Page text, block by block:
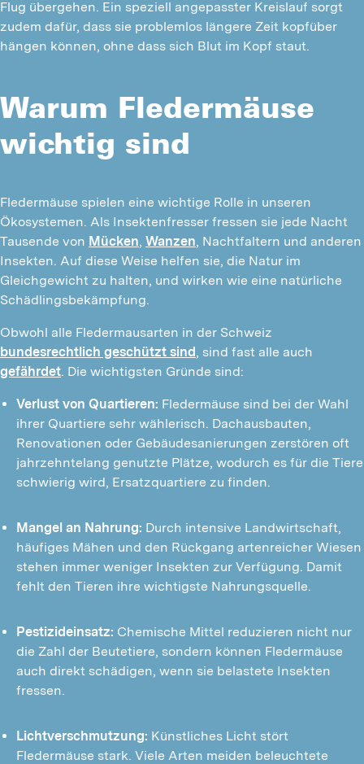
Flug übergehen. Ein speziell angepasster Kreislauf sorgt
zudem dafür, dass sie problemlos längere Zeit kopfüber
hängen können, ohne dass sich Blut im Kopf staut.
Warum Fledermäuse
wichtig sind
Fledermäuse spielen eine wichtige Rolle in unseren
Ökosystemen. Als Insektenfresser fressen sie jede Nacht
Tausende von Mücken, Wanzen, Nachtfaltern und anderen
Insekten. Auf diese Weise helfen sie, die Natur im
Gleichgewicht zu halten, und wirken wie eine natürliche
Schädlingsbekämpfung.
bundesrechtlich geschützt sind
gefährdet. Die wichtigsten Gründe sind:
Verlust von Quartieren: Fledermäuse sind bei der Wahl
ihrer Quartiere sehr wählerisch. Dachausbauten,
Renovationen oder Gebäudesanierungen zerstören oft
jahrzehntelang genutzte Plätze, wodurch es für die Tiere
schwierig wird, Ersatzquartiere zu finden.
Mangel an Nahrung: Durch intensive Landwirtschaft,
häufiges Mähen und den Rückgang artenreicher Wiesen
stehen immer weniger Insekten zur Verfügung. Damit
fehlt den Tieren ihre wichtigste Nahrungsquelle.
Pestizideinsatz: Chemische Mittel reduzieren nicht nur
die Zahl der Beutetiere, sondern können Fledermäuse
auch direkt schädigen, wenn sie belastete Insekten
fressen.
Lichtverschmutzung: Künstliches Licht stört
Fledermäuse stark. Viele Arten meiden beleuchtete